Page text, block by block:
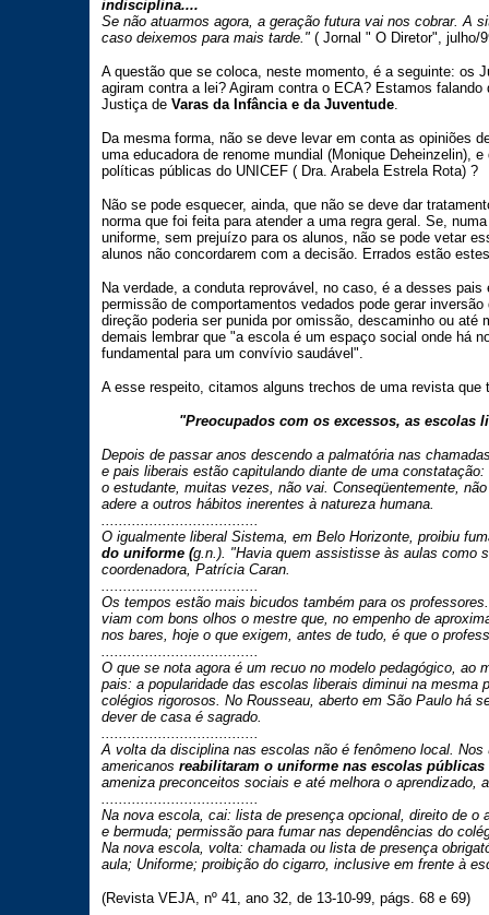
indisciplina....
Se não atuarmos agora, a geração futura vai nos cobrar. A
caso deixemos para mais tarde."( Jornal " O Diretor", julho/
A questão que se coloca, neste momento, é a seguinte: os
agiram contra a lei? Agiram contra o ECA? Estamos
Justiça de Varas da Infância e da Juventude.
Da mesma forma, não se deve levar em conta as opiniões
uma educadora de renome mundial (Monique Deheinzelin),
políticas públicas do UNICEF ( Dra. Arabela Estrela Rota) ?
Não se pode esquecer, ainda, que não se deve dar
norma que foi feita para atender a uma regra geral. Se,
uniforme, sem prejuízo para os alunos, não se pode vetar
alunos não concordarem com a decisão. Errados estão
Na verdade, a conduta reprovável, no caso, é a desses
permissão de comportamentos vedados pode gerar
direção poderia ser punida por omissão, descaminho ou até
demais lembrar que "a escola é um espaço social onde há
fundamental para um convívio saudável".
A esse respeito, citamos alguns trechos de uma revista que
"Preocupados com os excessos, as escolas
Depois de passar anos descendo a palmatória nas
e pais liberais estão capitulando diante de uma
o estudante, muitas vezes, não vai. Conseqüentemente,
adere a outros hábitos inerentes à natureza humana.
....................................
O igualmente liberal Sistema, em Belo Horizonte, proibiu
do uniforme (g.n.). "Havia quem assistisse às aulas como
coordenadora, Patrícia Caran.
....................................
Os tempos estão mais bicudos também para os
viam com bons olhos o mestre que, no empenho de
nos bares, hoje o que exigem, antes de tudo, é que o
....................................
O que se nota agora é um recuo no modelo pedagógico, ao
pais: a popularidade das escolas liberais diminui na mesma
colégios rigorosos. No Rousseau, aberto em São Paulo há
dever de casa é sagrado.
....................................
A volta da disciplina nas escolas não é fenômeno local.
americanos reabilitaram o uniforme nas escolas públicas
ameniza preconceitos sociais e até melhora o aprendizado,
....................................
Na nova escola, cai: lista de presença opcional, direito de o
e bermuda; permissão para fumar nas dependências do
Na nova escola, volta: chamada ou lista de presença
aula; Uniforme; proibição do cigarro, inclusive em frente à
(Revista VEJA, nº 41, ano 32, de 13-10-99, págs. 68 e 69)